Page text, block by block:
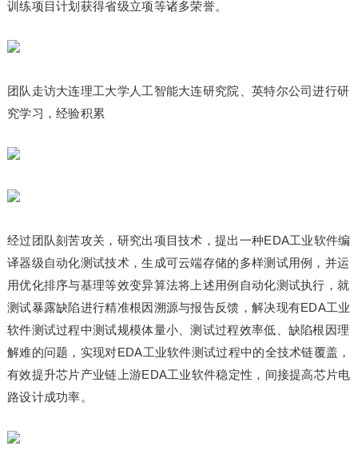
训练项目计划获得省级立项等诸多荣誉。
团队走访大连理工大学人工智能大连研究院、英特尔公司进行研
究学习 ，经验积累
经过团队刻苦攻关，研究出项目技术，提出一种EDA工业软件编
译器级自动化测试技术，生成可云端存储的多样测试用例，并运
用优化排序与基理等效变异算法将上述用例自动化测试执行，就
测试暴露缺陷进行精准根因溯源与报告反馈，解决现有EDA工业
软件测试过程中测试规模体量小、测试过程效率低、缺陷根因理
解难的问题，实现对EDA工业软件测试过程中的全技术链覆盖，
有效提升芯片产业链上游EDA工业软件稳定性，间接提高芯片电
路设计成功率。